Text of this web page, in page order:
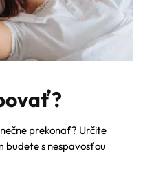
prekonať? Určite
budete s nespavosťou